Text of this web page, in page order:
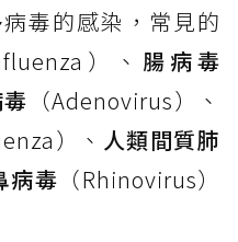
毒的感染，常見的
）、 腸病毒
（Adenovirus）、
）、 人類間質肺
病毒 （Rhinovirus）